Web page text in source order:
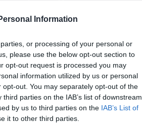
Information
or processing of your personal or
please use the below opt-out section to
opt-out request is processed you may
information utilized by us or personal
out. You may separately opt-out of the
parties on the IAB’s list of downstream
by us to third parties on the IAB’s List of
it to other third parties.
e mantenere il proprio
prima moglie Ivana-
propri capelli, la
con Silvio
. Appena dopo qualche ora
e politicamente
Abbasi perché confidava
il clamore possibile
2014 dal giornalista